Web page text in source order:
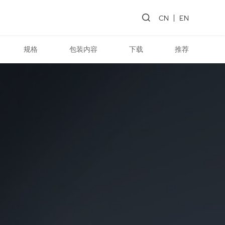
CN EN
规格 包装内容 下载 推荐